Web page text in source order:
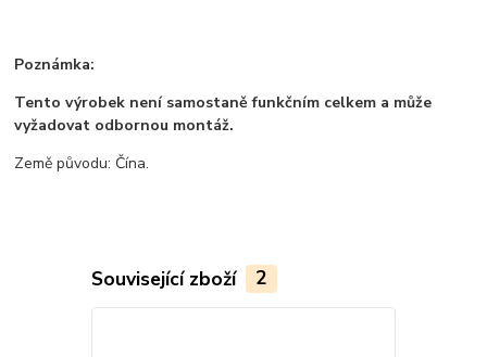
Poznámka:
Tento výrobek není samostaně funkčním celkem a může
vyžadovat odbornou montáž.
Země původu: Čína.
Související zboží 2